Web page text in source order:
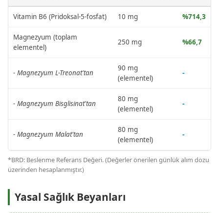
Vitamin B6 (Pridoksal-5-fosfat) 10 mg %714,3
Magnezyum (toplam
elementel)
250 mg %66,7
- Magnezyum L-Treonat'tan
90 mg
(elementel)
-
- Magnezyum Bisglisinat'tan
80 mg
(elementel)
-
- Magnezyum Malat'tan
80 mg
(elementel)
-
*BRD: Beslenme Referans Değeri. (Değerler önerilen günlük alım dozu
üzerinden hesaplanmıştır.)
Yasal Sağlık Beyanları